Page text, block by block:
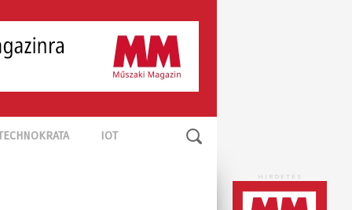
IOT
HIRDETÉS